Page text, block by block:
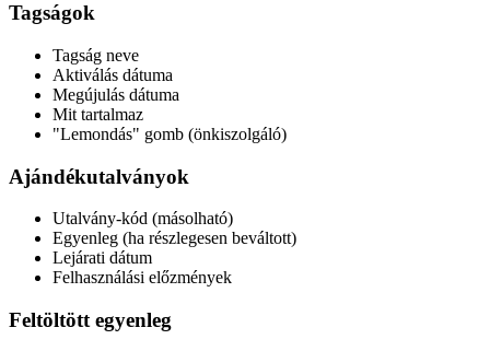
Tagságok
Tagság neve
Aktiválás dátuma
Megújulás dátuma
Mit tartalmaz
"Lemondás" gomb (önkiszolgáló)
Ajándékutalványok
Utalvány-kód (másolható)
Egyenleg (ha részlegesen beváltott)
Lejárati dátum
Felhasználási előzmények
Feltöltött egyenleg